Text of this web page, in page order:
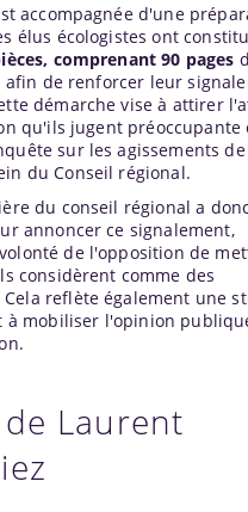
accompagnée d'une
élus écologistes ont
comprenant 90 pages
afin de renforcer leur
démarche vise à attirer
qu'ils jugent préoccupante
sur les agissements de
du Conseil régional.
du conseil régional a
annoncer ce signalement,
de l'opposition de
considèrent comme des
reflète également une
à mobiliser l'opinion
Laurent